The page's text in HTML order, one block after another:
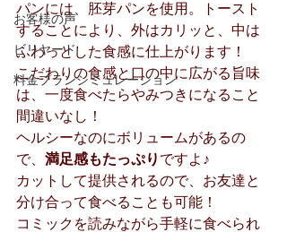
お客様の声
ビリヤード
料金プランシミュレーション
パンには、胚芽パンを使用。トースト
することにより、外はカリッと、中は
ふわっとした食感に仕上がります！
こだわりの食感と口の中に広がる旨味
は、一度食べたらやみつきになること
間違いなし！
ヘルシーなのにボリュームがあるの
で、 満足感もたっぷり ですよ♪
カットして提供されるので、お友達と
分け合って食べることも可能！
コミックを読みながら手軽に食べられ